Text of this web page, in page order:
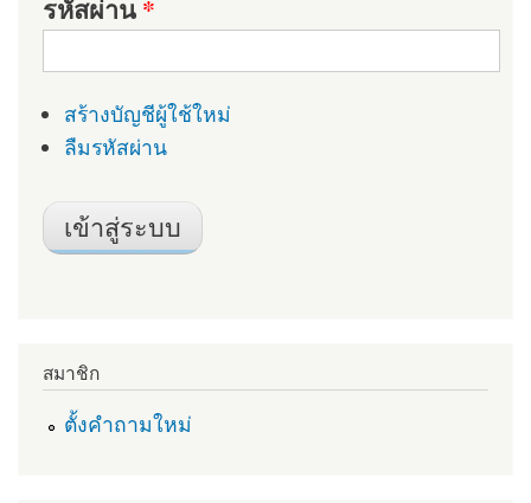
รหัสผ่าน*
สร้างบัญชีผู้ใช้ใหม่
ลืมรหัสผ่าน
สมาชิก
ตั้งคำถามใหม่